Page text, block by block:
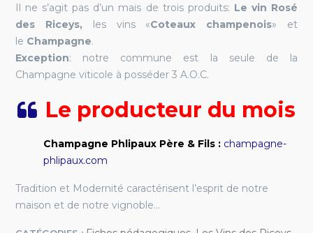
Il ne s’agit pas d’un mais de trois produits: Le vin Rosé
des Riceys, les vins «Coteaux champenois» et
le Champagne.
Exception: notre commune est la seule de la
Champagne viticole à posséder 3 A.O.C.
Le producteur du mois
Champagne Phlipaux Père & Fils : champagne-
phlipaux.com
Tradition et Modernité caractérisent l’esprit de notre
maison et de notre vignoble…